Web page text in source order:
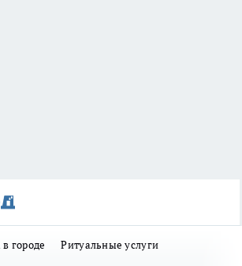
городе Ритуальные услуги